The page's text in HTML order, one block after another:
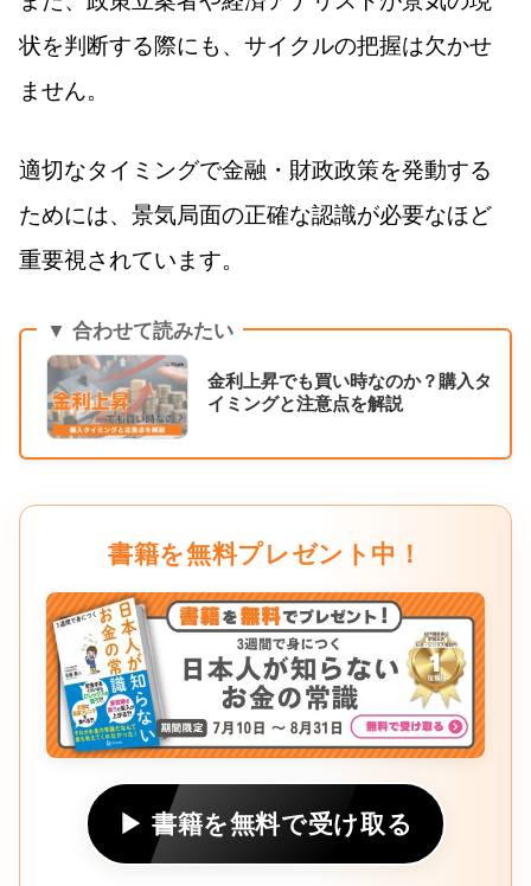
状を判断する際にも、サイクルの把握は欠かせ
ません。
適切なタイミングで金融・財政政策を発動する
ためには、景気局面の正確な認識が必要なほど
重要視されています。
▼ 合わせて読みたい
金利上昇でも買い時なのか？購入タ
イミングと注意点を解説
書籍を無料プレゼント中！
▶ 書籍を無料で受け取る